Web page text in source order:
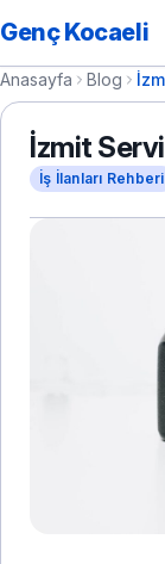
Genç Kocaeli
Anasayfa Blog
İzmit
İş İlanları Rehberi